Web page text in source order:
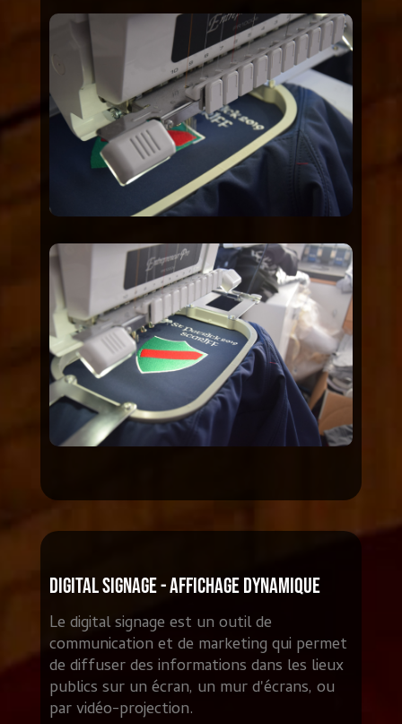
Digital Signage - Affichage dynamique
Le digital signage est un outil de
communication et de marketing qui permet
de diffuser des informations dans les lieux
publics sur un écran, un mur d'écrans, ou
par vidéo-projection.